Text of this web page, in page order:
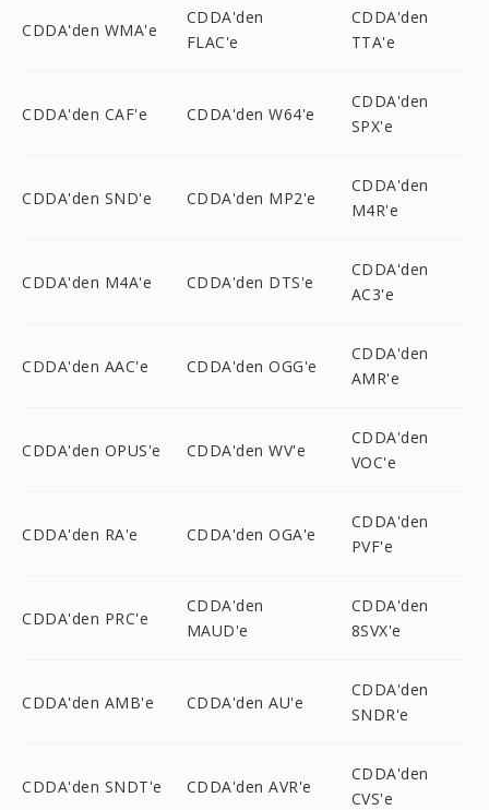
CDDA'den WMA'e
CDDA'den
FLAC'e
CDDA'den
TTA'e
CDDA'den CAF'e CDDA'den W64'e
CDDA'den
SPX'e
CDDA'den SND'e CDDA'den MP2'e
CDDA'den
M4R'e
CDDA'den M4A'e CDDA'den DTS'e
CDDA'den
AC3'e
CDDA'den AAC'e CDDA'den OGG'e
CDDA'den
AMR'e
CDDA'den OPUS'e CDDA'den WV'e
CDDA'den
VOC'e
CDDA'den RA'e CDDA'den OGA'e
CDDA'den
PVF'e
CDDA'den PRC'e
CDDA'den
MAUD'e
CDDA'den
8SVX'e
CDDA'den AMB'e CDDA'den AU'e
CDDA'den
SNDR'e
CDDA'den SNDT'e CDDA'den AVR'e
CDDA'den
CVS'e